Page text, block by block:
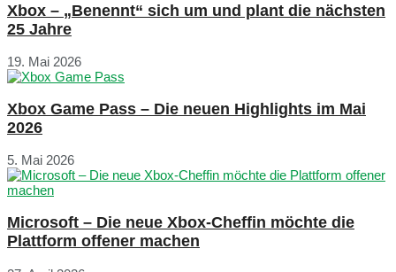
Xbox – „Benennt“ sich um und plant die nächsten
25 Jahre
19. Mai 2026
Xbox Game Pass – Die neuen Highlights im Mai
2026
5. Mai 2026
Microsoft – Die neue Xbox-Cheffin möchte die
Plattform offener machen